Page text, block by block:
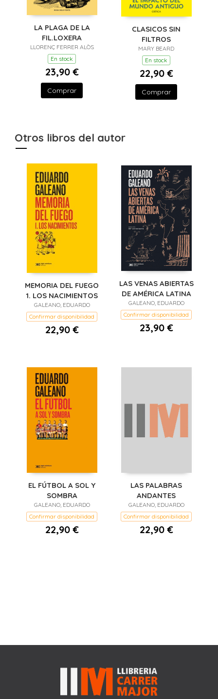
LA PLAGA DE LA
FIL.LOXERA
LLORENÇ FERRER ALÒS
En stock
23,90 €
Comprar
CLASICOS SIN
FILTROS
MARY BEARD
En stock
22,90 €
Comprar
Otros libros del autor
MEMORIA DEL FUEGO
1. LOS NACIMIENTOS
GALEANO, EDUARDO
Confirmar disponibilidad
22,90 €
LAS VENAS ABIERTAS
DE AMÉRICA LATINA
GALEANO, EDUARDO
Confirmar disponibilidad
23,90 €
EL FÚTBOL A SOL Y
SOMBRA
GALEANO, EDUARDO
Confirmar disponibilidad
22,90 €
LAS PALABRAS
ANDANTES
GALEANO, EDUARDO
Confirmar disponibilidad
22,90 €